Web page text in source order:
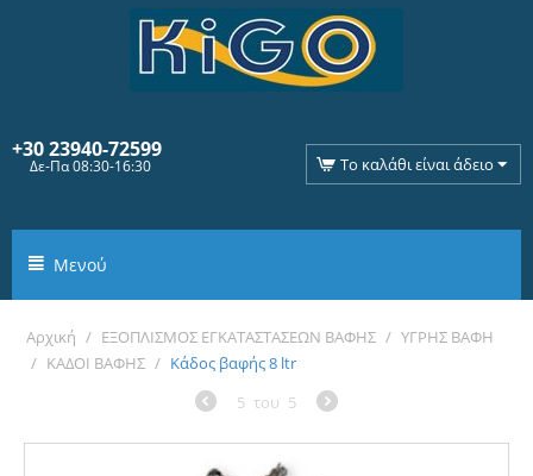
+30 23940-72599
Δε-Πα 08:30-16:30 Το καλάθι είναι άδειο
Μενού
Αρχική / ΕΞΟΠΛΙΣΜΟΣ ΕΓΚΑΤΑΣΤΑΣΕΩΝ ΒΑΦΗΣ / ΥΓΡΗΣ ΒΑΦΗ
/ ΚΑΔΟΙ ΒΑΦΗΣ / Κάδος βαφής 8 ltr
5 του 5